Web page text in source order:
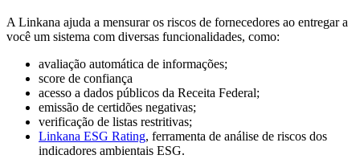
A Linkana ajuda a mensurar os riscos de fornecedores ao entregar a
você um sistema com diversas funcionalidades, como:
avaliação automática de informações;
score de confiança
acesso a dados públicos da Receita Federal;
emissão de certidões negativas;
verificação de listas restritivas;
Linkana ESG Rating, ferramenta de análise de riscos dos
indicadores ambientais ESG.